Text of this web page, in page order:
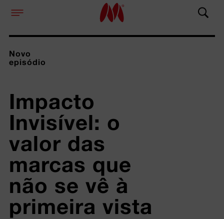
Novo
episódio
Impacto
Invisível: o
valor das
marcas que
não se vê à
primeira vista